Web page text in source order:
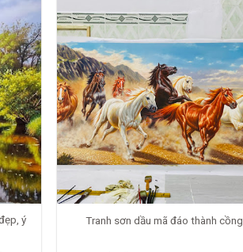
ý
Tranh sơn dầu mã đáo thành cồng